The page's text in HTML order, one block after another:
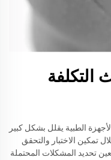
التكلفة
الطبية يقلل بشكل كبير
تمكين الاختبار والتحقق
تحديد المشكلات المحتملة